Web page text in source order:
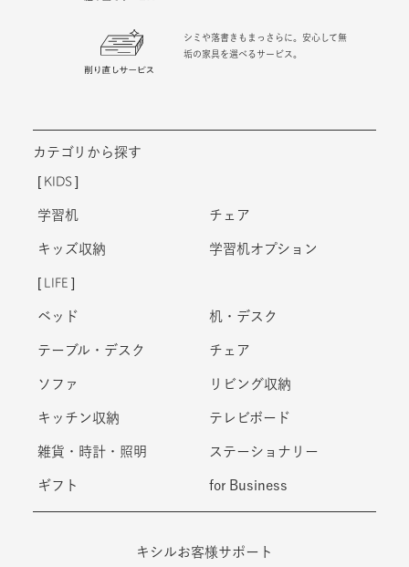
シミや落書きもまっさらに。安心して無
垢の家具を選べるサービス。
カテゴリから探す
KIDS
学習机 チェア
キッズ収納 学習机オプション
LIFE
ベッド 机・デスク
テーブル・デスク チェア
ソファ リビング収納
キッチン収納 テレビボード
雑貨・時計・照明 ステーショナリー
ギフト for Business
キシルお客様サポート